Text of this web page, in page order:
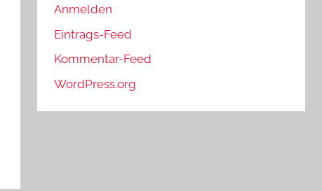
Anmelden
Eintrags-Feed
Kommentar-Feed
WordPress.org